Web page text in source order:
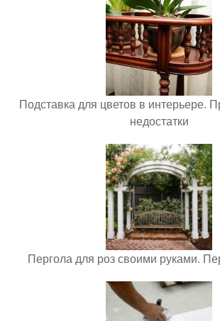
Подставка для цветов в интерьере.
недостатки
Пергола для роз своими руками.